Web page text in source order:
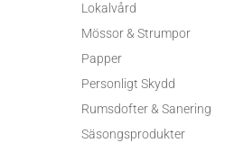
Lokalvård
Mössor & Strumpor
Papper
Personligt Skydd
Rumsdofter & Sanering
Säsongsprodukter